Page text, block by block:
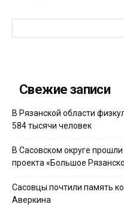
Свежие записи
В Рязанской области
584 тысячи человек
В Сасовском округе
проекта «Большое
Сасовцы почтили память
Аверкина